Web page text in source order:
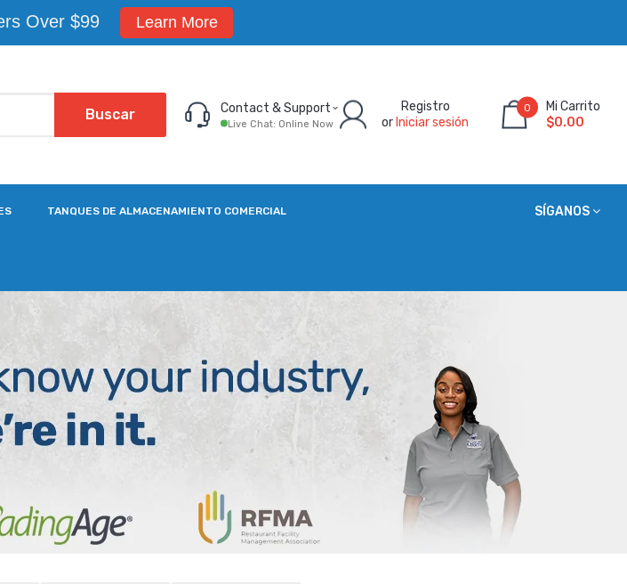
Over $99 Learn More
Buscar Contact & Support
Live Chat: Online Now
Registro
or Iniciar sesión
0
Mi Carrito
$0.00
SÍGANOS
TANQUES DE ALMACENAMIENTO COMERCIAL